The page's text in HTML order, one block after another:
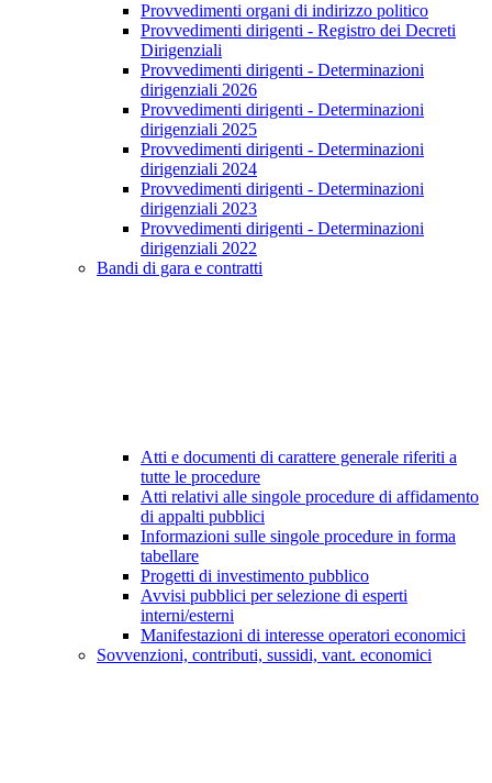
Provvedimenti organi di indirizzo politico
Provvedimenti dirigenti - Registro dei Decreti
Dirigenziali
Provvedimenti dirigenti - Determinazioni
dirigenziali 2026
Provvedimenti dirigenti - Determinazioni
dirigenziali 2025
Provvedimenti dirigenti - Determinazioni
dirigenziali 2024
Provvedimenti dirigenti - Determinazioni
dirigenziali 2023
Provvedimenti dirigenti - Determinazioni
dirigenziali 2022
Bandi di gara e contratti
Atti e documenti di carattere generale riferiti a
tutte le procedure
Atti relativi alle singole procedure di affidamento
di appalti pubblici
Informazioni sulle singole procedure in forma
tabellare
Progetti di investimento pubblico
Avvisi pubblici per selezione di esperti
interni/esterni
Manifestazioni di interesse operatori economici
Sovvenzioni, contributi, sussidi, vant. economici